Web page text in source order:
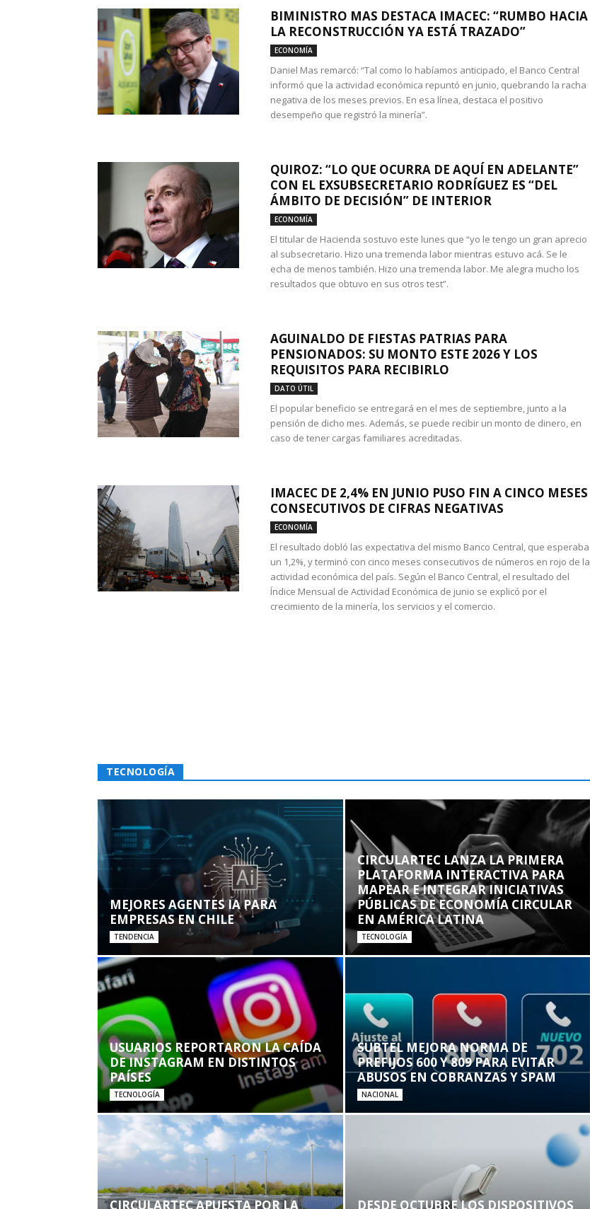
BIMINISTRO MAS DESTACA IMACEC: “RUMBO HACIA
LA RECONSTRUCCIÓN YA ESTÁ TRAZADO”
ECONOMÍA
Daniel Mas remarcó: “Tal como lo habíamos anticipado, el Banco Central
informó que la actividad económica repuntó en junio, quebrando la racha
negativa de los meses previos. En esa línea, destaca el positivo
desempeño que registró la minería”.
QUIROZ: “LO QUE OCURRA DE AQUÍ EN ADELANTE”
CON EL EXSUBSECRETARIO RODRÍGUEZ ES “DEL
ÁMBITO DE DECISIÓN” DE INTERIOR
ECONOMÍA
El titular de Hacienda sostuvo este lunes que “yo le tengo un gran aprecio
al subsecretario. Hizo una tremenda labor mientras estuvo acá. Se le
echa de menos también. Hizo una tremenda labor. Me alegra mucho los
resultados que obtuvo en sus otros test”.
AGUINALDO DE FIESTAS PATRIAS PARA
PENSIONADOS: SU MONTO ESTE 2026 Y LOS
REQUISITOS PARA RECIBIRLO
DATO ÚTIL
El popular beneficio se entregará en el mes de septiembre, junto a la
pensión de dicho mes. Además, se puede recibir un monto de dinero, en
caso de tener cargas familiares acreditadas.
IMACEC DE 2,4% EN JUNIO PUSO FIN A CINCO MESES
CONSECUTIVOS DE CIFRAS NEGATIVAS
ECONOMÍA
El resultado dobló las expectativa del mismo Banco Central, que esperaba
un 1,2%, y terminó con cinco meses consecutivos de números en rojo de la
actividad económica del país. Según el Banco Central, el resultado del
Índice Mensual de Actividad Económica de junio se explicó por el
crecimiento de la minería, los servicios y el comercio.
TECNOLOGÍA
MEJORES AGENTES IA PARA
EMPRESAS EN CHILE
TENDENCIA
CIRCULARTEC LANZA LA PRIMERA
PLATAFORMA INTERACTIVA PARA
MAPEAR E INTEGRAR INICIATIVAS
PÚBLICAS DE ECONOMÍA CIRCULAR
EN AMÉRICA LATINA
TECNOLOGÍA
USUARIOS REPORTARON LA CAÍDA
DE INSTAGRAM EN DISTINTOS
PAÍSES
TECNOLOGÍA
SUBTEL MEJORA NORMA DE
PREFIJOS 600 Y 809 PARA EVITAR
ABUSOS EN COBRANZAS Y SPAM
NACIONAL
CIRCULARTEC APUESTA POR LA DESDE OCTUBRE LOS DISPOSITIVOS